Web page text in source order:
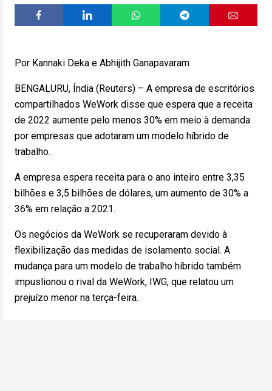
Por Kannaki Deka e Abhijith Ganapavaram
BENGALURU, Índia (Reuters) – A empresa de escritórios
compartilhados WeWork disse que espera que a receita
de 2022 aumente pelo menos 30% em meio à demanda
por empresas que adotaram um modelo híbrido de
trabalho.
A empresa espera receita para o ano inteiro entre 3,35
bilhões e 3,5 bilhões de dólares, um aumento de 30% a
36% em relação a 2021.
Os negócios da WeWork se recuperaram devido à
flexibilização das medidas de isolamento social. A
mudança para um modelo de trabalho híbrido também
impuslionou o rival da WeWork, IWG, que relatou um
prejuízo menor na terça-feira.